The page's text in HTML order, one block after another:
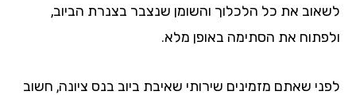
את כל הלכלוך והשומן שנצבר בצנרת הביוב,
את הסתימה באופן מלא.
שאתם מזמינים שירותי שאיבת ביוב בנס ציונה, חשוב